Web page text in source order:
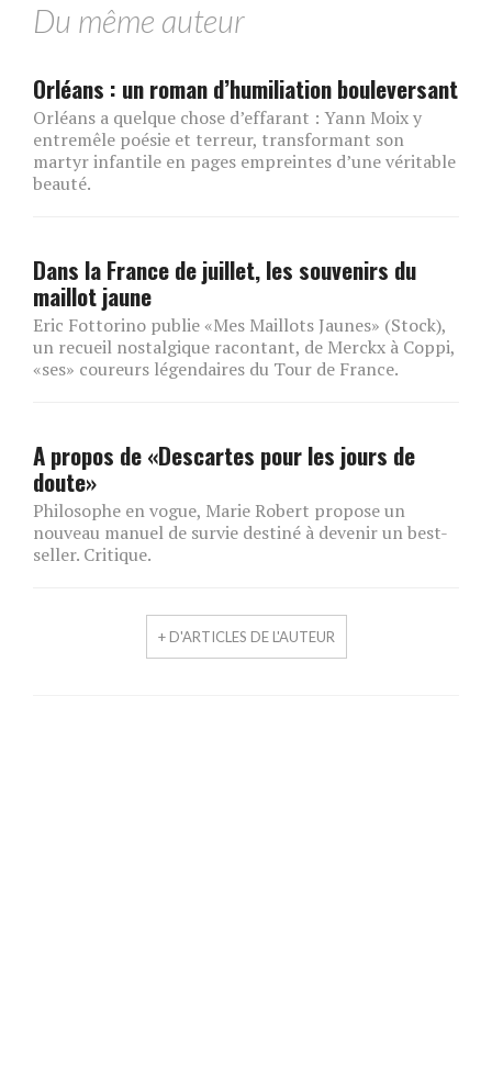
Du même auteur
Orléans : un roman d’humiliation bouleversant
Orléans a quelque chose d’effarant : Yann Moix y
entremêle poésie et terreur, transformant son
martyr infantile en pages empreintes d’une véritable
beauté.
Dans la France de juillet, les souvenirs du
maillot jaune
Eric Fottorino publie «Mes Maillots Jaunes» (Stock),
un recueil nostalgique racontant, de Merckx à Coppi,
«ses» coureurs légendaires du Tour de France.
A propos de «Descartes pour les jours de
doute»
Philosophe en vogue, Marie Robert propose un
nouveau manuel de survie destiné à devenir un best-
seller. Critique.
+ D'ARTICLES DE L'AUTEUR